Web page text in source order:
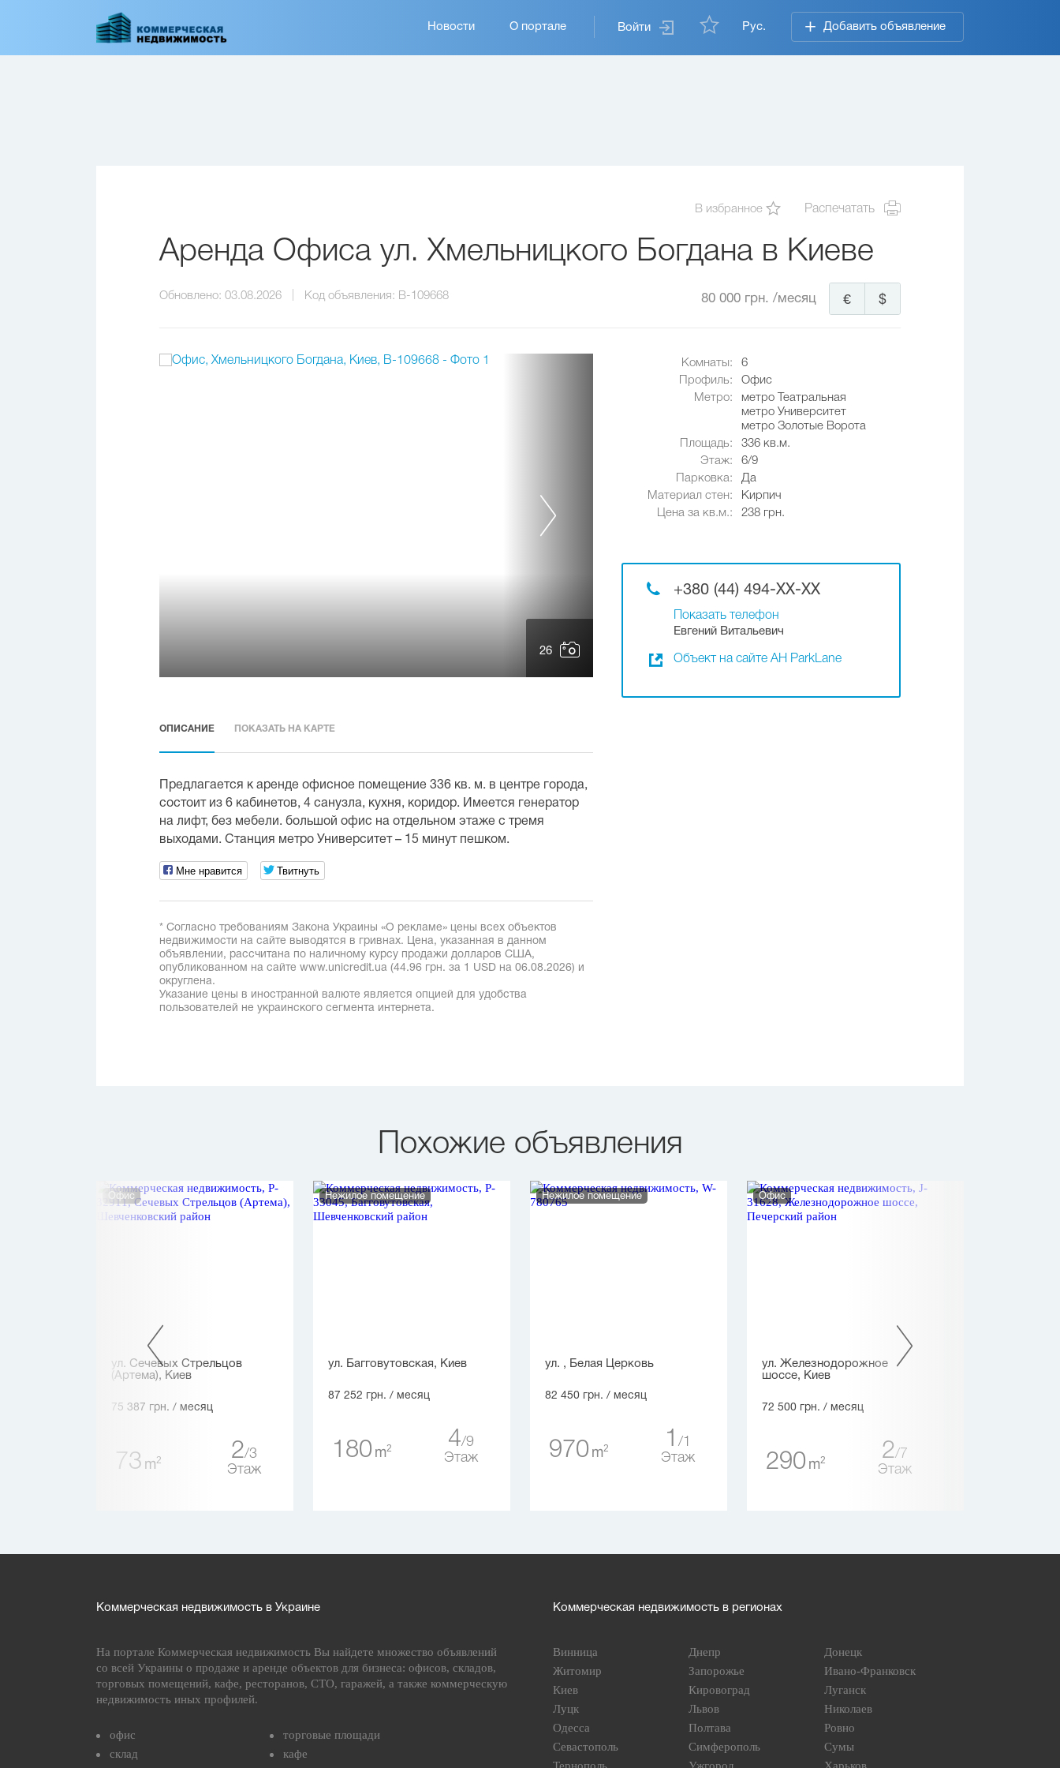
Войти Рус. Добавить объявление
Основная
навигация
Новости О портале
В избранное Распечатать
Аренда Офиса ул. Хмельницкого Богдана в Киеве
Обновлено: 03.08.2026 Код объявления: B-109668 80 000 грн. /месяц $
€
26
Комнаты:
6
Профиль:
Офис
Метро:
метро Театральная
метро Университет
метро Золотые Ворота
Площадь:
336 кв.м.
Этаж:
6/9
Парковка:
Да
Материал стен:
Кирпич
Цена за кв.м.:
238 грн.
+380 (44) 494-XX-XX
Показать телефон
Евгений Витальевич
Объект на сайте АН ParkLane
ОПИСАНИЕ ПОКАЗАТЬ НА КАРТЕ
Предлагается к аренде офисное помещение 336 кв. м. в центре города,
состоит из 6 кабинетов, 4 санузла, кухня, коридор. Имеется генератор
на лифт, без мебели. большой офис на отдельном этаже с тремя
выходами. Станция метро Университет – 15 минут пешком.
Мне нравится Твитнуть
* Согласно требованиям Закона Украины «О рекламе» цены всех объектов
недвижимости на сайте выводятся в гривнах. Цена, указанная в данном
объявлении, рассчитана по наличному курсу продажи долларов США,
опубликованном на сайте www.unicredit.ua (44.96 грн. за 1 USD на 06.08.2026) и
округлена.
Указание цены в иностранной валюте является опцией для удобства
пользователей не украинского сегмента интернета.
Похожие объявления
Офис
ул. Сечевых Стрельцов
(Артема), Киев
75 387 грн. / месяц
73 m2 2 3
Этаж
Нежилое помещение
ул. Багговутовская, Киев
87 252 грн. / месяц
180 m2 4 9
Этаж
Нежилое помещение
ул. , Белая Церковь
82 450 грн. / месяц
970 m2 1
1
Этаж
Офис
ул. Железнодорожное
шоссе, Киев
72 500 грн. / месяц
290 m2 2
7
Этаж
Коммерческая недвижимость в Украине
На портале Коммерческая недвижимость Вы найдете множество объявлений
со всей Украины о продаже и аренде объектов для бизнеса: офисов, складов,
торговых помещений, кафе, ресторанов, СТО, гаражей, а также коммерческую
недвижимость иных профилей.
офис
торговые площади
склад
кафе
Коммерческая недвижимость в регионах
Винница Днепр
Донецк
Житомир
Запорожье
Ивано-Франковск
Киев
Кировоград
Луганск
Луцк
Львов
Николаев
Одесса
Полтава
Ровно
Севастополь
Симферополь
Сумы